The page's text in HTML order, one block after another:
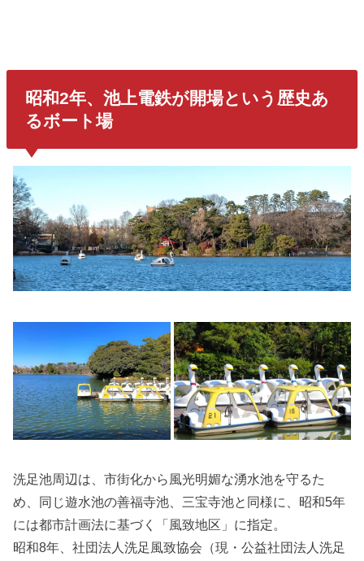
昭和2年、池上電鉄が開場という歴史あ
るボート場
洗足池周辺は、市街化から風光明媚な湧水池を守るた
め、同じ遊水池の善福寺池、三宝寺池と同様に、昭和5年
には都市計画法に基づく「風致地区」に指定。
昭和8年、社団法人洗足風致協会（現・公益社団法人洗足